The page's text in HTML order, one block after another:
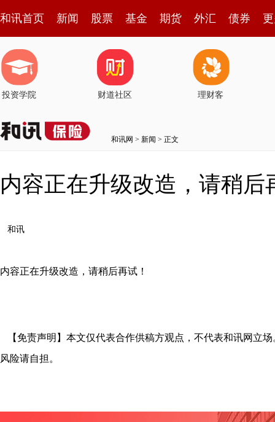
和讯首页 新闻 股票 基金 期货 外汇 债券
投资学院 财道社区 理财客
和讯网 > 新闻 > 正文
内容正在升级改造，请稍后
和讯
内容正在升级改造，请稍后再试！
【免责声明】本文仅代表合作供稿方观点，不代表和讯网立
风险请自担。